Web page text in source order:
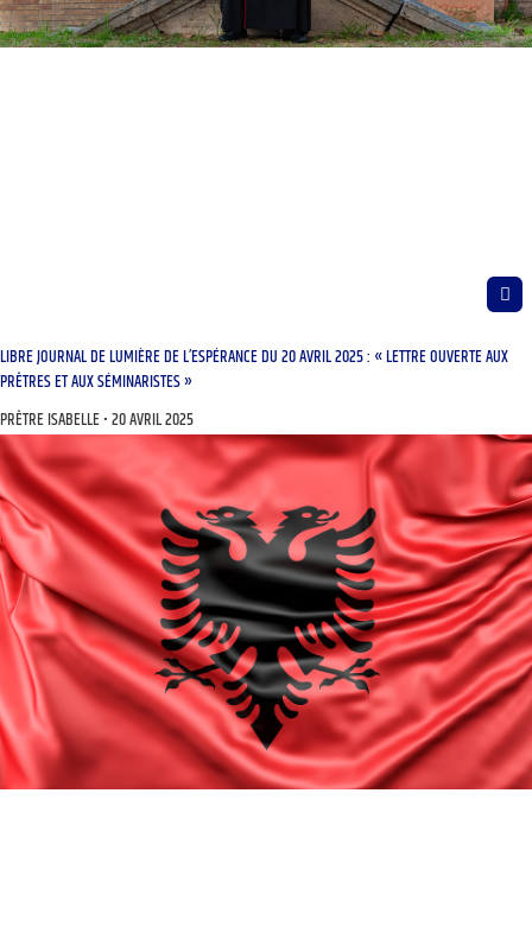
LIBRE JOURNAL DE LUMIÈRE DE L’ESPÉRANCE DU 20 AVRIL 2025 : « LETTRE OUVERTE AUX
PRÊTRES ET AUX SÉMINARISTES »
PRÊTRE ISABELLE 20 AVRIL 2025